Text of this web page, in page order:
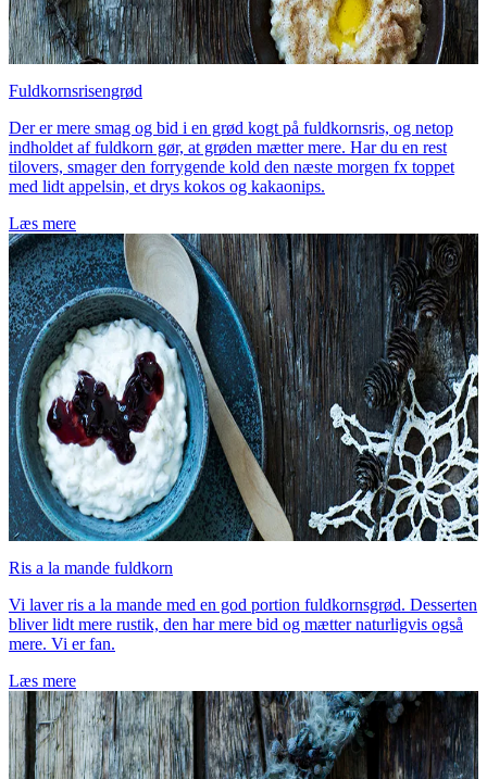
Fuldkornsrisengrød
Der er mere smag og bid i en grød kogt på fuldkornsris, og netop
indholdet af fuldkorn gør, at grøden mætter mere. Har du en rest
tilovers, smager den forrygende kold den næste morgen fx toppet
med lidt appelsin, et drys kokos og kakaonips.
Læs mere
Ris a la mande fuldkorn
Vi laver ris a la mande med en god portion fuldkornsgrød. Desserten
bliver lidt mere rustik, den har mere bid og mætter naturligvis også
mere. Vi er fan.
Læs mere